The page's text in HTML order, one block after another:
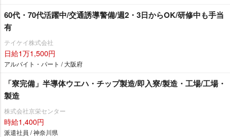
60代・70代活躍中/交通誘導警備/週2・3日からOK/研修中も手当
有
テイケイ株式会社
日給1万1,500円
アルバイト・パート / 大阪府
「寮完備」半導体ウエハ・チップ製造/即入寮/製造・工場/工場・
製造
株式会社京栄センター
時給1,400円
派遣社員 / 神奈川県